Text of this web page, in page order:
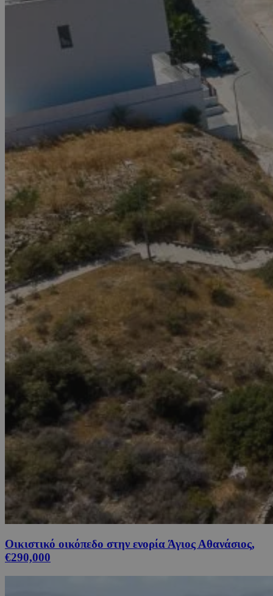
Οικιστικό οικόπεδο στην ενορία Άγιος Αθανάσιος,
€290,000